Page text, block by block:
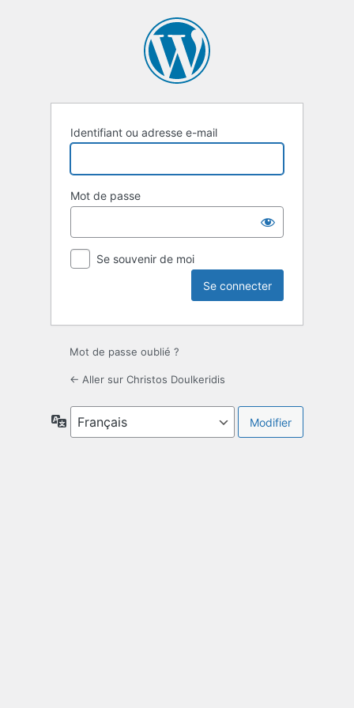
Identifiant ou adresse e-mail
Mot de passe
Se souvenir de moi
Mot de passe oublié ?
← Aller sur Christos Doulkeridis
Langue